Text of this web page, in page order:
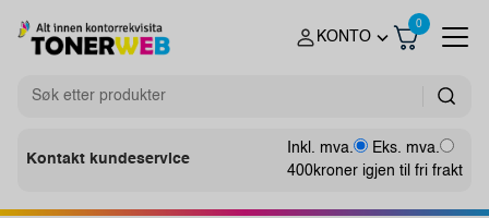
KONTO
0
Kontakt kundeservice
Inkl. mva.
Eks. mva.
400kroner igjen til fri frakt